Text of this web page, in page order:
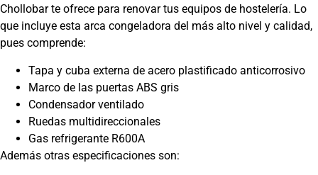
Chollobar te ofrece para renovar tus equipos de hostelería. Lo
que incluye esta arca congeladora del más alto nivel y calidad,
pues comprende:
Tapa y cuba externa de acero plastificado anticorrosivo
Marco de las puertas ABS gris
Condensador ventilado
Ruedas multidireccionales
Gas refrigerante R600A
Además otras especificaciones son: